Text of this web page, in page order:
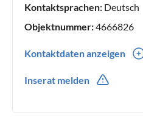
Kontaktsprachen: Deutsch
Objektnummer:4666826
Kontaktdaten anzeigen
Inserat melden